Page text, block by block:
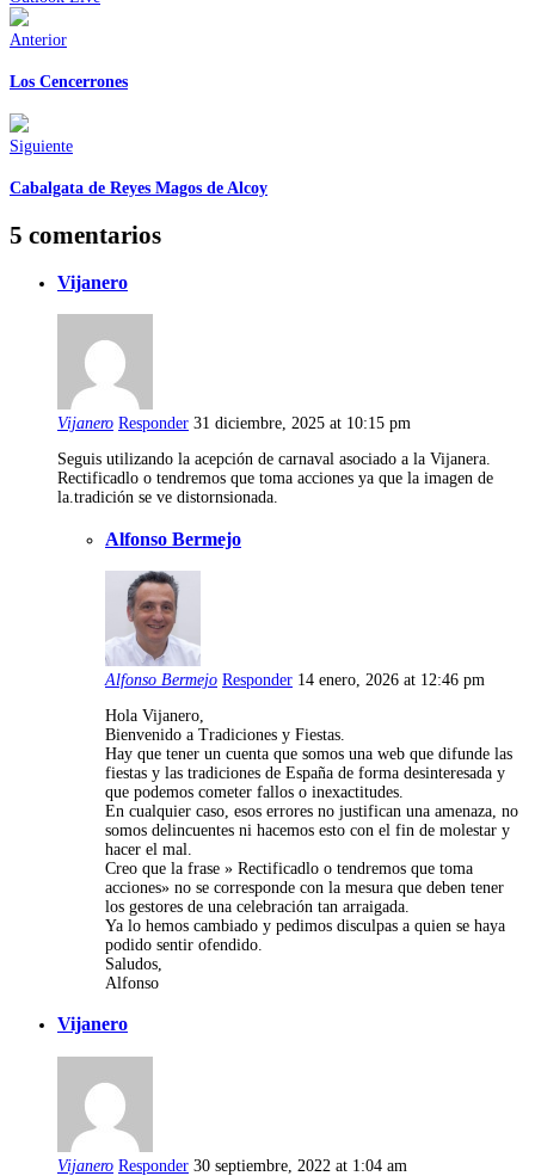
Anterior
Los Cencerrones
Siguiente
Cabalgata de Reyes Magos de Alcoy
5 comentarios
Vijanero
Vijanero Responder 31 diciembre, 2025 at 10:15 pm
Seguis utilizando la acepción de carnaval asociado a la Vijanera.
Rectificadlo o tendremos que toma acciones ya que la imagen de
la.tradición se ve distornsionada.
Alfonso Bermejo
Alfonso Bermejo Responder 14 enero, 2026 at 12:46 pm
Hola Vijanero,
Bienvenido a Tradiciones y Fiestas.
Hay que tener un cuenta que somos una web que difunde las
fiestas y las tradiciones de España de forma desinteresada y
que podemos cometer fallos o inexactitudes.
En cualquier caso, esos errores no justifican una amenaza, no
somos delincuentes ni hacemos esto con el fin de molestar y
hacer el mal.
Creo que la frase » Rectificadlo o tendremos que toma
acciones» no se corresponde con la mesura que deben tener
los gestores de una celebración tan arraigada.
Ya lo hemos cambiado y pedimos disculpas a quien se haya
podido sentir ofendido.
Saludos,
Alfonso
Vijanero
Vijanero Responder 30 septiembre, 2022 at 1:04 am